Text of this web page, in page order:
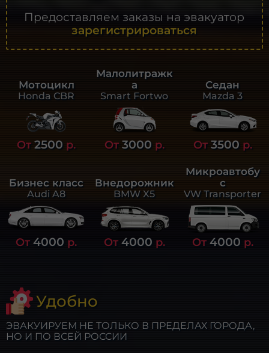
Предоставляем заказы на эвакуатор
зарегистрироваться
Мотоцикл
Honda CBR
От2500 р.
Малолитражк
а
Smart Fortwo
От 3000 р.
Седан
Mazda 3
От 3500 р.
Бизнес класс
Audi A8
От4000 р.
Внедорожник
BMW X5
От 4000 р.
Микроавтобу
с
VW Transporter
От 4000 р.
Удобно
ЭВАКУИРУЕМ НЕ ТОЛЬКО В ПРЕДЕЛАХ ГОРОДА,
НО И ПО ВСЕЙ РОССИИ